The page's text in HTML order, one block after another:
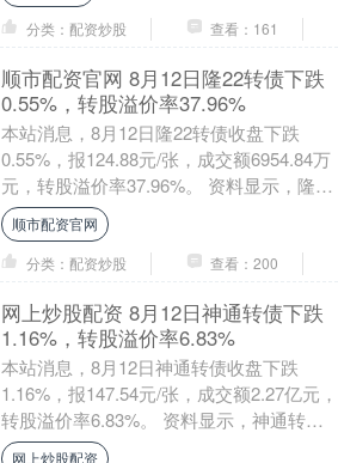
分类：配资炒股
查看：161
顺市配资官网 8月12日隆22转债下跌
0.55%，转股溢价率37.96%
本站消息，8月12日隆22转债收盘下跌
0.55%，报124.88元/张，成交额6954.84万
元，转股溢价率37.96%。 资料显示，隆22
转债信用级别为“AA....
顺市配资官网
分类：配资炒股
查看：200
网上炒股配资 8月12日神通转债下跌
1.16%，转股溢价率6.83%
本站消息，8月12日神通转债收盘下跌
1.16%，报147.54元/张，成交额2.27亿元，
转股溢价率6.83%。 资料显示，神通转债
信用级别为“AA-”，债券期....
网上炒股配资